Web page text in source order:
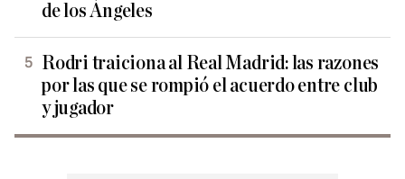
de los Ángeles
Rodri traiciona al Real Madrid: las razones
por las que se rompió el acuerdo entre club
y jugador